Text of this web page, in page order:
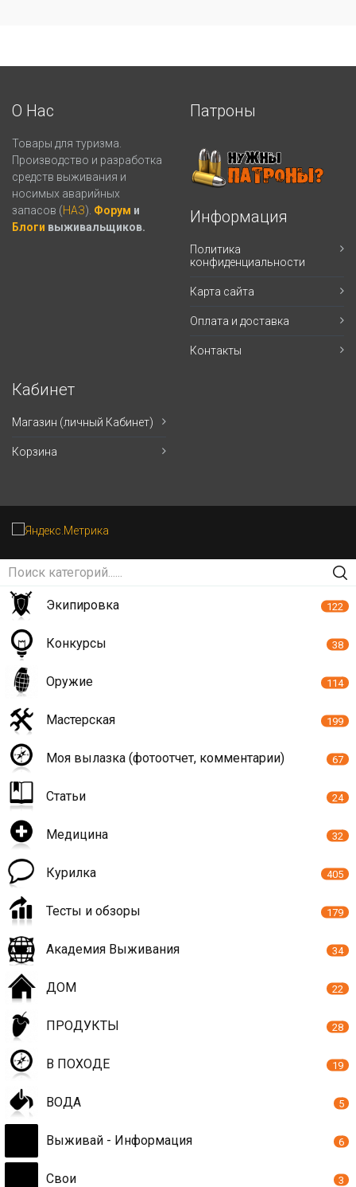
О Нас
Товары для туризма.
Производство и разработка
средств выживания и
носимых аварийных
запасов (НАЗ). Форум и
Блоги выживальщиков.
Патроны
Информация
Политика
конфиденциальности
Карта сайта
Оплата и доставка
Контакты
Кабинет
Магазин (личный Кабинет)
Корзина
Экипировка 122
Конкурсы 38
Оружие 114
Мастерская 199
Моя вылазка (фотоотчет, комментарии) 67
Статьи 24
Медицина 32
Курилка 405
Тесты и обзоры 179
Академия Выживания 34
ДОМ 22
ПРОДУКТЫ 28
В ПОХОДЕ 19
ВОДА 5
Выживай - Информация 6
Свои 3